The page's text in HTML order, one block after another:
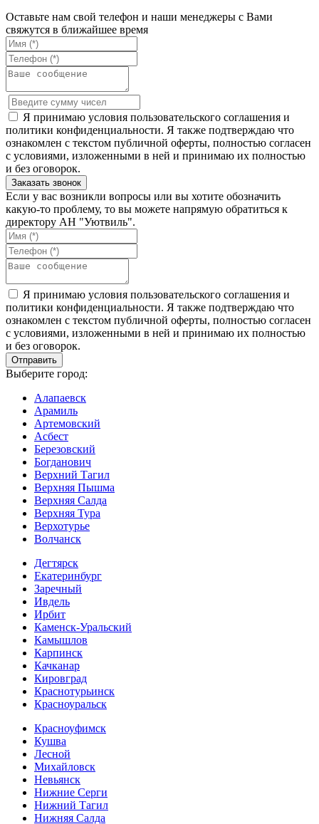
Оставьте нам свой телефон и наши менеджеры с Вами
свяжутся в ближайшее время
Я принимаю условия пользовательского соглашения и
политики конфиденциальности. Я также подтверждаю что
ознакомлен с текстом публичной оферты, полностью согласен
с условиями, изложенными в ней и принимаю их полностью
и без оговорок.
Если у вас возникли вопросы или вы хотите обозначить
какую-то проблему, то вы можете напрямую обратиться к
директору АН "Уютвиль".
Я принимаю условия пользовательского соглашения и
политики конфиденциальности. Я также подтверждаю что
ознакомлен с текстом публичной оферты, полностью согласен
с условиями, изложенными в ней и принимаю их полностью
и без оговорок.
Выберите город:
Алапаевск
Арамиль
Артемовский
Асбест
Березовский
Богданович
Верхний Тагил
Верхняя Пышма
Верхняя Салда
Верхняя Тура
Верхотурье
Волчанск
Дегтярск
Екатеринбург
Заречный
Ивдель
Ирбит
Каменск-Уральский
Камышлов
Карпинск
Качканар
Кировград
Краснотурьинск
Красноуральск
Красноуфимск
Кушва
Лесной
Михайловск
Невьянск
Нижние Серги
Нижний Тагил
Нижняя Салда